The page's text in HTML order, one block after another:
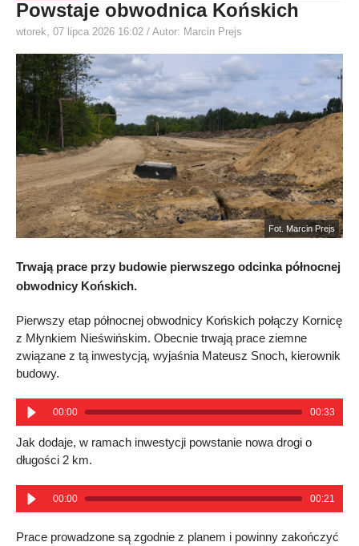
Powstaje obwodnica Końskich
wtorek, 07 lipca 2026 16:02 / Autor: Marcin Prejs
Fot. Marcin Prejs
Trwają prace przy budowie pierwszego odcinka północnej
obwodnicy Końskich.
Pierwszy etap północnej obwodnicy Końskich połączy Kornicę
z Młynkiem Nieświńskim. Obecnie trwają prace ziemne
związane z tą inwestycją, wyjaśnia Mateusz Snoch, kierownik
budowy.
00:00 00:33
Jak dodaje, w ramach inwestycji powstanie nowa drogi o
długości 2 km.
00:00 00:21
Prace prowadzone są zgodnie z planem i powinny zakończyć